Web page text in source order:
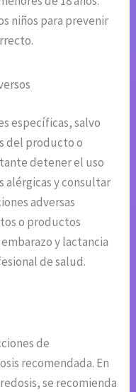
niños para prevenir
específicas, salvo
del producto o
detener el uso
alérgicas y consultar
adversas
o productos
y lactancia
de salud.
de
recomendada. En
se recomienda